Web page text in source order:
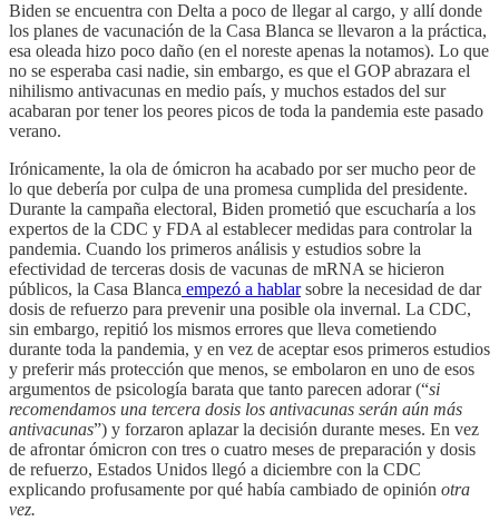
Biden se encuentra con Delta a poco de llegar al cargo, y allí donde
los planes de vacunación de la Casa Blanca se llevaron a la práctica,
esa oleada hizo poco daño (en el noreste apenas la notamos). Lo que
no se esperaba casi nadie, sin embargo, es que el GOP abrazara el
nihilismo antivacunas en medio país, y muchos estados del sur
acabaran por tener los peores picos de toda la pandemia este pasado
verano.
Irónicamente, la ola de ómicron ha acabado por ser mucho peor de
lo que debería por culpa de una promesa cumplida del presidente.
Durante la campaña electoral, Biden prometió que escucharía a los
expertos de la CDC y FDA al establecer medidas para controlar la
pandemia. Cuando los primeros análisis y estudios sobre la
efectividad de terceras dosis de vacunas de mRNA se hicieron
públicos, la Casa Blanca empezó a hablarsobre la necesidad de dar
dosis de refuerzo para prevenir una posible ola invernal. La CDC,
sin embargo, repitió los mismos errores que lleva cometiendo
durante toda la pandemia, y en vez de aceptar esos primeros estudios
y preferir más protección que menos, se embolaron en uno de esos
argumentos de psicología barata que tanto parecen adorar (“si
recomendamos una tercera dosis los antivacunas serán aún más
antivacunas”) y forzaron aplazar la decisión durante meses. En vez
de afrontar ómicron con tres o cuatro meses de preparación y dosis
de refuerzo, Estados Unidos llegó a diciembre con la CDC
explicando profusamente por qué había cambiado de opinión otra
vez.